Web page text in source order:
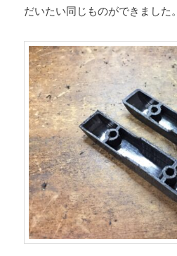
だいたい同じものができました。